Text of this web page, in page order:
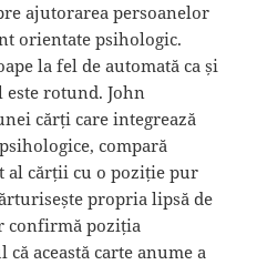
ajutorarea persoanelor
orientate psihologic.
la fel de automată ca și
rotund. John
cărți care integrează
compară
cărții cu o poziție pur
propria lipsă de
confirmă poziția
această carte anume a